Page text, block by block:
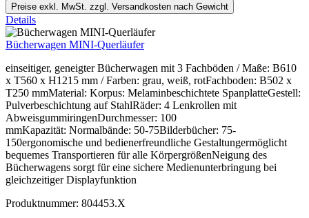
Preise exkl. MwSt. zzgl. Versandkosten nach Gewicht
Details
Bücherwagen MINI-Querläufer
einseitiger, geneigter Bücherwagen mit 3 Fachböden / Maße: B610
x T560 x H1215 mm / Farben: grau, weiß, rotFachboden: B502 x
T250 mmMaterial: Korpus: Melaminbeschichtete SpanplatteGestell:
Pulverbeschichtung auf StahlRäder: 4 Lenkrollen mit
AbweisgummiringenDurchmesser: 100
mmKapazität: Normalbände: 50-75Bilderbücher: 75-
150ergonomische und bedienerfreundliche Gestaltungermöglicht
bequemes Transportieren für alle KörpergrößenNeigung des
Bücherwagens sorgt für eine sichere Medienunterbringung bei
gleichzeitiger Displayfunktion
Produktnummer: 804453.X